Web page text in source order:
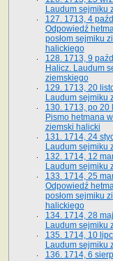
Laudum sejmiku
127. 1713, 4
Odpowiedź
posłom sejmiku
halickiego
128. 1713, 9
Halicz. Laudum
ziemskiego
129. 1713, 20
Laudum sejmiku
130. 1713, po 20
Pismo hetmana
ziemski halicki
131. 1714, 24
Laudum sejmiku
132. 1714, 12
Laudum sejmiku
133. 1714, 25
Odpowiedź
posłom sejmiku
halickiego
134. 1714, 28
Laudum sejmiku
135. 1714, 10
Laudum sejmiku
136. 1714, 6